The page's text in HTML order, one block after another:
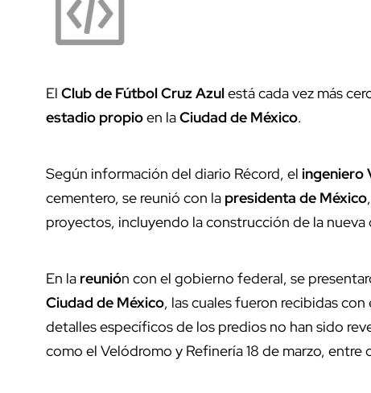
El Club de Fútbol Cruz Azulestá cada vez más
estadio propioen laCiudad de México.
Según información del diario Récord, el ingeniero
cementero, se reunió con la presidenta de México
proyectos, incluyendo la construcción de la nueva
En la reunión con el gobierno federal, se
Ciudad de México, las cuales fueron recibidas
detalles específicos de los predios no han sido
como el Velódromo y Refinería 18 de marzo, entre